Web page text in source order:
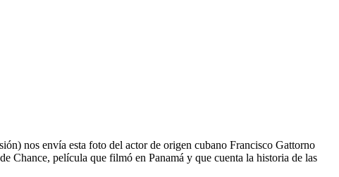
nos envía esta foto del actor de origen cubano Francisco Gattorno
Chance, película que filmó en Panamá y que cuenta la historia de las